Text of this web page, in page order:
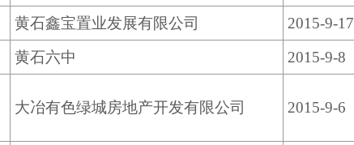
黄石鑫宝置业发展有限公司 2015-9-17
黄石六中 2015-9-8
大冶有色绿城房地产开发有限公司 2015-9-6